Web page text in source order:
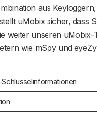
aus
uMobix sicher, dass
weiter unseren
wie mSpy und